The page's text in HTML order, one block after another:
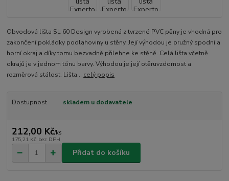
Obvodová lišta SL 60 Design vyrobená z tvrzené PVC pěny je vhodná pro
zakončení pokládky podlahoviny u stěny. Její výhodou je pružný spodní a
horní okraj a díky tomu bezvadně přilehne ke stěně. Celá lišta včetně
okrajů je v jednom tónu barvy. Výhodou je její otěruvzdornost a
rozměrová stálost. Lišta... celý popis
Dostupnost skladem u dodavatele
212,00 Kč/ks
175,21 Kč bez DPH
Přidat do košíku